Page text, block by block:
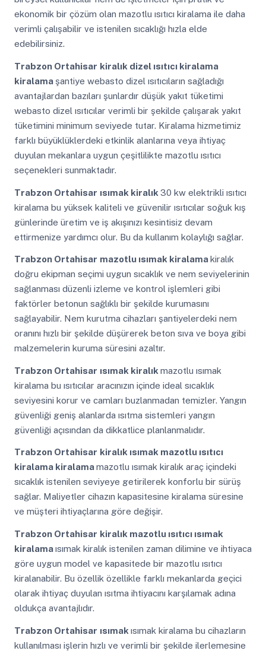
ekonomik bir çözüm olan mazotlu ısıtıcı kiralama ile daha
verimli çalışabilir ve istenilen sıcaklığı hızla elde
edebilirsiniz.
Trabzon Ortahisar kiralık dizel ısıtıcı kiralama
kiralama şantiye webasto dizel ısıtıcıların sağladığı
avantajlardan bazıları şunlardır düşük yakıt tüketimi
webasto dizel ısıtıcılar verimli bir şekilde çalışarak yakıt
tüketimini minimum seviyede tutar. Kiralama hizmetimiz
farklı büyüklüklerdeki etkinlik alanlarına veya ihtiyaç
duyulan mekanlara uygun çeşitlilikte mazotlu ısıtıcı
seçenekleri sunmaktadır.
Trabzon Ortahisar ısımak kiralık 30 kw elektrikli ısıtıcı
kiralama bu yüksek kaliteli ve güvenilir ısıtıcılar soğuk kış
günlerinde üretim ve iş akışınızı kesintisiz devam
ettirmenize yardımcı olur. Bu da kullanım kolaylığı sağlar.
Trabzon Ortahisar mazotlu ısımak kiralamakiralık
doğru ekipman seçimi uygun sıcaklık ve nem seviyelerinin
sağlanması düzenli izleme ve kontrol işlemleri gibi
faktörler betonun sağlıklı bir şekilde kurumasını
sağlayabilir. Nem kurutma cihazları şantiyelerdeki nem
oranını hızlı bir şekilde düşürerek beton sıva ve boya gibi
malzemelerin kuruma süresini azaltır.
Trabzon Ortahisar ısımak kiralık mazotlu ısımak
kiralama bu ısıtıcılar aracınızın içinde ideal sıcaklık
seviyesini korur ve camları buzlanmadan temizler. Yangın
güvenliği geniş alanlarda ısıtma sistemleri yangın
güvenliği açısından da dikkatlice planlanmalıdır.
Trabzon Ortahisar kiralık ısımak mazotlu ısıtıcı
kiralama kiralamamazotlu ısımak kiralık araç içindeki
sıcaklık istenilen seviyeye getirilerek konforlu bir sürüş
sağlar. Maliyetler cihazın kapasitesine kiralama süresine
ve müşteri ihtiyaçlarına göre değişir.
Trabzon Ortahisar kiralık mazotlu ısıtıcı ısımak
kiralamaısımak kiralık istenilen zaman dilimine ve ihtiyaca
göre uygun model ve kapasitede bir mazotlu ısıtıcı
kiralanabilir. Bu özellik özellikle farklı mekanlarda geçici
olarak ihtiyaç duyulan ısıtma ihtiyacını karşılamak adına
oldukça avantajlıdır.
Trabzon Ortahisar ısımak ısımak kiralama bu cihazların
kullanılması işlerin hızlı ve verimli bir şekilde ilerlemesine